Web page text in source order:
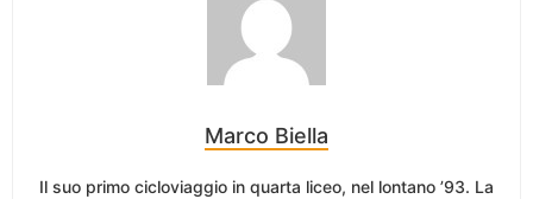
Marco Biella
Il suo primo cicloviaggio in quarta liceo, nel lontano ’93. La